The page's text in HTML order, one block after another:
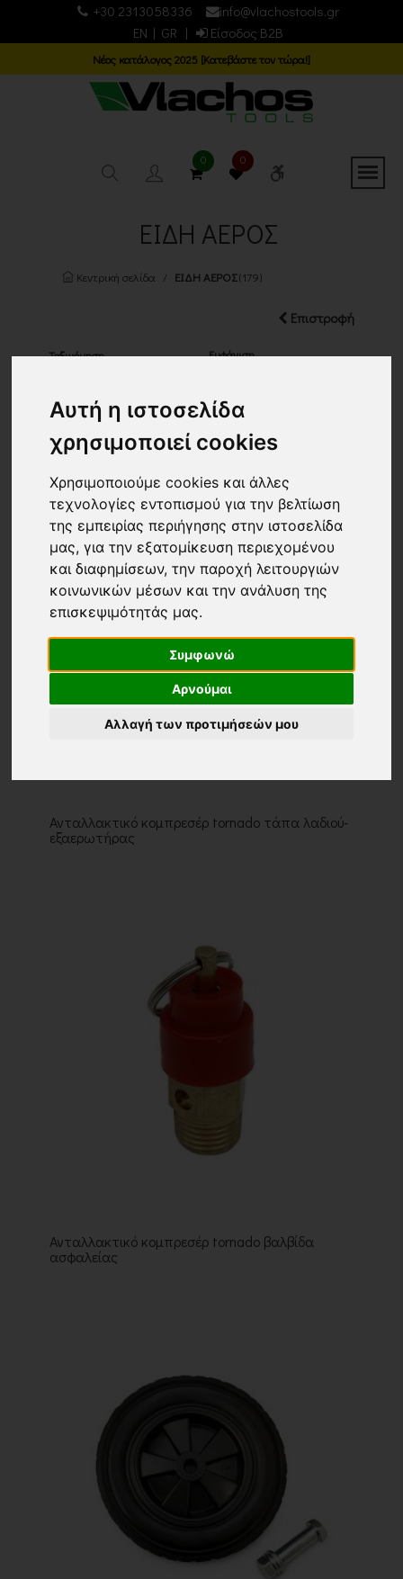
Αυτή η ιστοσελίδα
χρησιμοποιεί cookies
Χρησιμοποιούμε cookies και άλλες
τεχνολογίες εντοπισμού για την βελτίωση
της εμπειρίας περιήγησης στην ιστοσελίδα
μας, για την εξατομίκευση περιεχομένου
και διαφημίσεων, την παροχή λειτουργιών
κοινωνικών μέσων και την ανάλυση της
επισκεψιμότητάς μας.
Συμφωνώ
Αρνούμαι
Αλλαγή των προτιμήσεών μου
+30 2313058336
info@vlachostools.gr
EN | GR | Είσοδος B2B
Νέος κατάλογος 2025 [Κατεβάστε τον τώρα!]
0 0
ΕΙΔΗ ΑΕΡΟΣ
Κεντρική σελίδα ΕΙΔΗ ΑΕΡΟΣ(179)
Επιστροφή
Ταξινόμηση Εμφάνιση
Ανταλλακτικό κομπρεσέρ tornado τάπα λαδιού-
εξαερωτήρας
Ανταλλακτικό κομπρεσέρ tornado βαλβίδα
ασφαλείας